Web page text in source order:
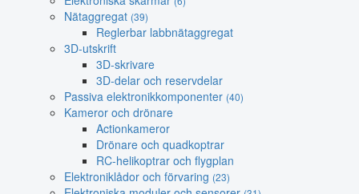
Nätaggregat (39)
Reglerbar labbnätaggregat
3D-utskrift
3D-skrivare
3D-delar och reservdelar
Passiva elektronikkomponenter (40)
Kameror och drönare
Actionkameror
Drönare och quadkoptrar
RC-helikoptrar och flygplan
Elektroniklådor och förvaring (23)